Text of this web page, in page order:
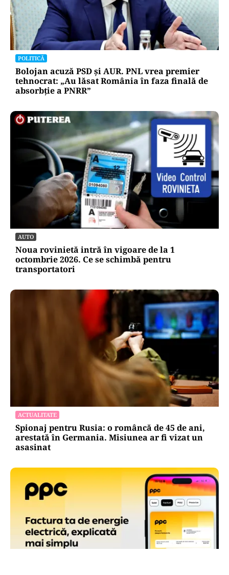
POLITICĂ
Bolojan acuză PSD și AUR. PNL vrea premier
tehnocrat: „Au lăsat România în faza finală de
absorbţie a PNRR”
AUTO
Noua rovinietă intră în vigoare de la 1
octombrie 2026. Ce se schimbă pentru
transportatori
ACTUALITATE
Spionaj pentru Rusia: o româncă de 45 de ani,
arestată în Germania. Misiunea ar fi vizat un
asasinat